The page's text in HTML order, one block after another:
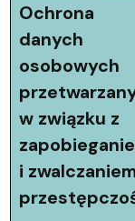
Ochrona
danych
osobowych
w związku z
i